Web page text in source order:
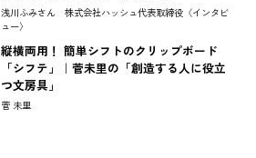
浅川ふみさん 株式会社ハッシュ代表取締役〈インタビ
ュー〉
縦横両用！ 簡単シフトのクリップボード
「シフテ」｜菅未里の「創造する人に役立
つ文房具」
菅 未里